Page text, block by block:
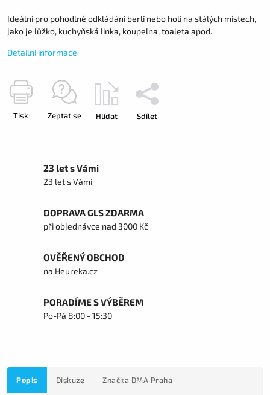
Ideální pro pohodlné odkládání berlí nebo holí na stálých místech,
jako je lůžko, kuchyňská linka, koupelna, toaleta apod..
Detailní informace
Tisk Zeptat se Hlídat Sdílet
23 let s Vámi
23 let s Vámi
DOPRAVA GLS ZDARMA
při objednávce nad 3000 Kč
OVĚŘENÝ OBCHOD
na Heureka.cz
PORADÍME S VÝBĚREM
Po-Pá 8:00 - 15:30
Popis Diskuze Značka DMA Praha